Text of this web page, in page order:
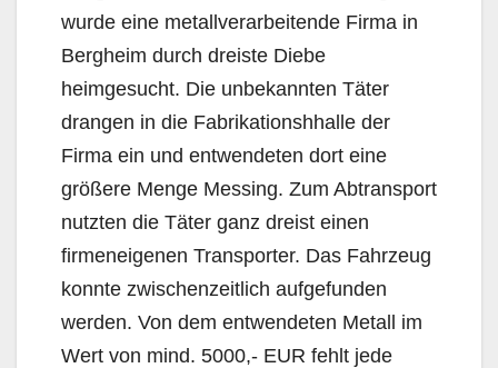
wurde eine metallverarbeitende Firma in
Bergheim durch dreiste Diebe
heimgesucht. Die unbekannten Täter
drangen in die Fabrikationshhalle der
Firma ein und entwendeten dort eine
größere Menge Messing. Zum Abtransport
nutzten die Täter ganz dreist einen
firmeneigenen Transporter. Das Fahrzeug
konnte zwischenzeitlich aufgefunden
werden. Von dem entwendeten Metall im
Wert von mind. 5000,- EUR fehlt jede